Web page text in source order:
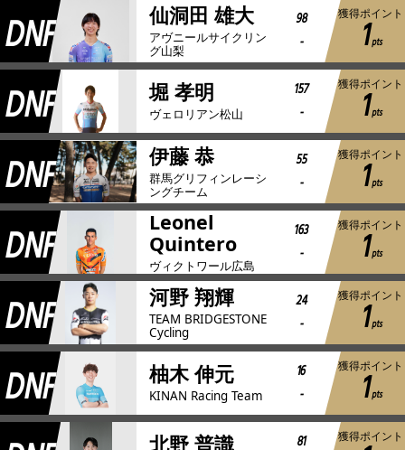
DNF 仙洞田 雄大
アヴニールサイクリン
グ山梨
98
-
獲得ポイント
1pts
DNF 堀 孝明
ヴェロリアン松山
157
-
獲得ポイント
1pts
DNF 伊藤 恭
群馬グリフィンレーシ
ングチーム
55
-
獲得ポイント
1pts
DNF
Leonel
Quintero
ヴィクトワール広島
163
-
獲得ポイント
1pts
DNF 河野 翔輝
TEAM BRIDGESTONE
Cycling
24
-
獲得ポイント
1pts
DNF 柚木 伸元
KINAN Racing Team
16
-
獲得ポイント
1pts
北野 普識
81
獲得ポイント